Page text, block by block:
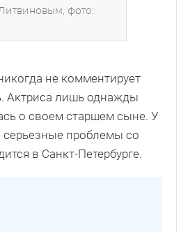
фото:
не комментирует
Актриса лишь однажды
о своем старшем сыне. У
серьезные проблемы со
в Санкт-Петербурге.